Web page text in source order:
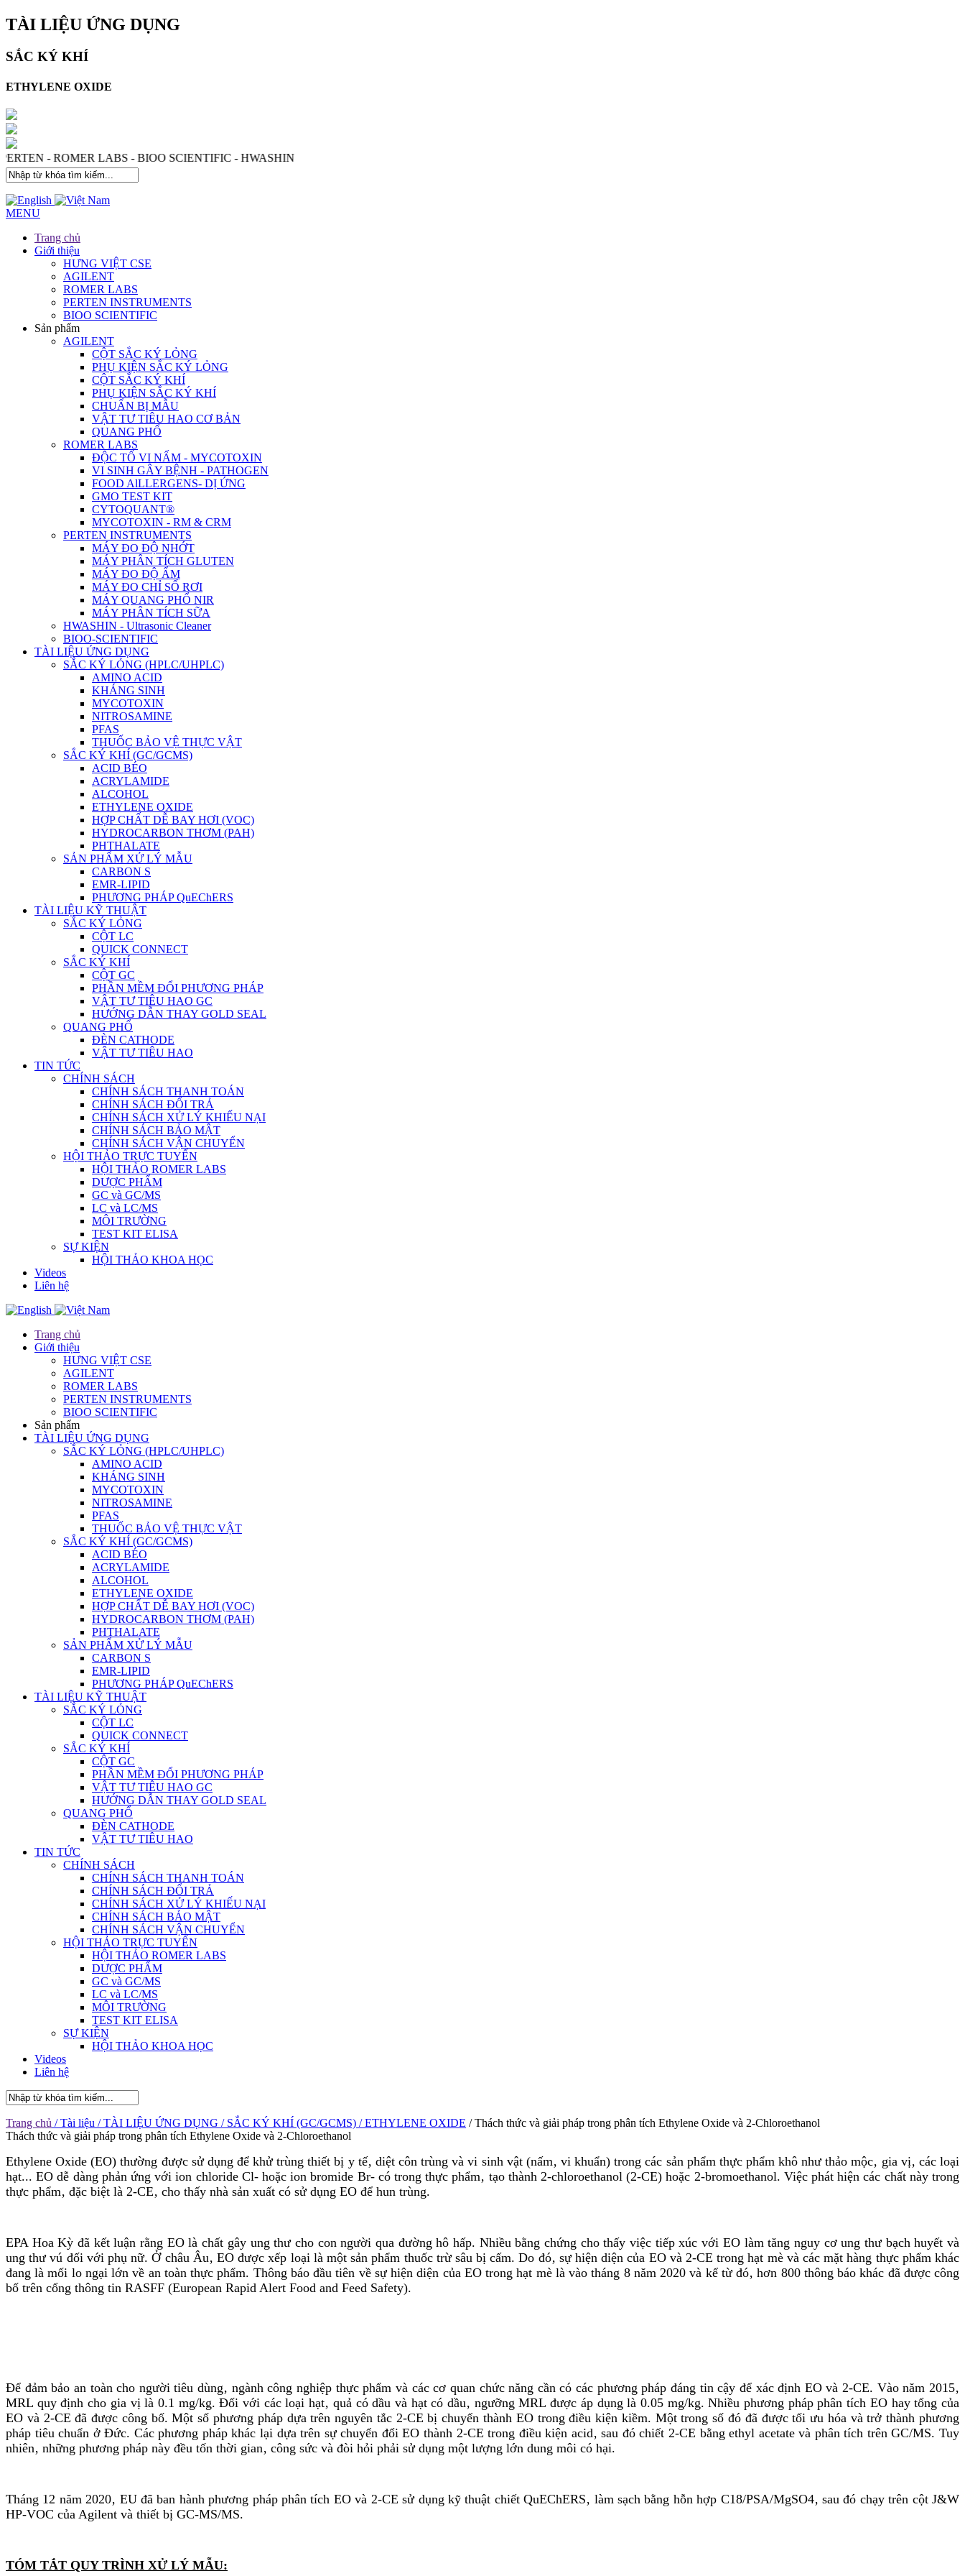
TÀI LIỆU ỨNG DỤNG
SẮC KÝ KHÍ
ETHYLENE OXIDE
- PERTEN - ROMER LABS - BIOO SCIENTIFIC - HWASHIN
MENU
Trang chủ
Giới thiệu
HƯNG VIỆT CSE
AGILENT
ROMER LABS
PERTEN INSTRUMENTS
BIOO SCIENTIFIC
Sản phẩm
AGILENT
CỘT SẮC KÝ LỎNG
PHỤ KIỆN SẮC KÝ LỎNG
CỘT SẮC KÝ KHÍ
PHỤ KIỆN SẮC KÝ KHÍ
CHUẨN BỊ MẪU
VẬT TƯ TIÊU HAO CƠ BẢN
QUANG PHỔ
ROMER LABS
ĐỘC TỐ VI NẤM - MYCOTOXIN
VI SINH GÂY BỆNH - PATHOGEN
FOOD AlLLERGENS- DỊ ỨNG
GMO TEST KIT
CYTOQUANT®
MYCOTOXIN - RM & CRM
PERTEN INSTRUMENTS
MÁY ĐO ĐỘ NHỚT
MÁY PHÂN TÍCH GLUTEN
MÁY ĐO ĐỘ ẨM
MÁY ĐO CHỈ SỐ RƠI
MÁY QUANG PHỔ NIR
MÁY PHÂN TÍCH SỮA
HWASHIN - Ultrasonic Cleaner
BIOO-SCIENTIFIC
TÀI LIỆU ỨNG DỤNG
SẮC KÝ LỎNG (HPLC/UHPLC)
AMINO ACID
KHÁNG SINH
MYCOTOXIN
NITROSAMINE
PFAS
THUỐC BẢO VỆ THỰC VẬT
SẮC KÝ KHÍ (GC/GCMS)
ACID BÉO
ACRYLAMIDE
ALCOHOL
ETHYLENE OXIDE
HỢP CHẤT DỄ BAY HƠI (VOC)
HYDROCARBON THƠM (PAH)
PHTHALATE
SẢN PHẨM XỬ LÝ MẪU
CARBON S
EMR-LIPID
PHƯƠNG PHÁP QuEChERS
TÀI LIỆU KỸ THUẬT
SẮC KÝ LỎNG
CỘT LC
QUICK CONNECT
SẮC KÝ KHÍ
CỘT GC
PHẦN MỀM ĐỔI PHƯƠNG PHÁP
VẬT TƯ TIÊU HAO GC
HƯỚNG DẪN THAY GOLD SEAL
QUANG PHỔ
ĐÈN CATHODE
VẬT TƯ TIÊU HAO
TIN TỨC
CHÍNH SÁCH
CHÍNH SÁCH THANH TOÁN
CHÍNH SÁCH ĐỔI TRẢ
CHÍNH SÁCH XỬ LÝ KHIẾU NẠI
CHÍNH SÁCH BẢO MẬT
CHÍNH SÁCH VẬN CHUYỂN
HỘI THẢO TRỰC TUYẾN
HỘI THẢO ROMER LABS
DƯỢC PHẨM
GC và GC/MS
LC và LC/MS
MÔI TRƯỜNG
TEST KIT ELISA
SỰ KIỆN
HỘI THẢO KHOA HỌC
Videos
Liên hệ
Trang chủ
Giới thiệu
HƯNG VIỆT CSE
AGILENT
ROMER LABS
PERTEN INSTRUMENTS
BIOO SCIENTIFIC
Sản phẩm
TÀI LIỆU ỨNG DỤNG
SẮC KÝ LỎNG (HPLC/UHPLC)
AMINO ACID
KHÁNG SINH
MYCOTOXIN
NITROSAMINE
PFAS
THUỐC BẢO VỆ THỰC VẬT
SẮC KÝ KHÍ (GC/GCMS)
ACID BÉO
ACRYLAMIDE
ALCOHOL
ETHYLENE OXIDE
HỢP CHẤT DỄ BAY HƠI (VOC)
HYDROCARBON THƠM (PAH)
PHTHALATE
SẢN PHẨM XỬ LÝ MẪU
CARBON S
EMR-LIPID
PHƯƠNG PHÁP QuEChERS
TÀI LIỆU KỸ THUẬT
SẮC KÝ LỎNG
CỘT LC
QUICK CONNECT
SẮC KÝ KHÍ
CỘT GC
PHẦN MỀM ĐỔI PHƯƠNG PHÁP
VẬT TƯ TIÊU HAO GC
HƯỚNG DẪN THAY GOLD SEAL
QUANG PHỔ
ĐÈN CATHODE
VẬT TƯ TIÊU HAO
TIN TỨC
CHÍNH SÁCH
CHÍNH SÁCH THANH TOÁN
CHÍNH SÁCH ĐỔI TRẢ
CHÍNH SÁCH XỬ LÝ KHIẾU NẠI
CHÍNH SÁCH BẢO MẬT
CHÍNH SÁCH VẬN CHUYỂN
HỘI THẢO TRỰC TUYẾN
HỘI THẢO ROMER LABS
DƯỢC PHẨM
GC và GC/MS
LC và LC/MS
MÔI TRƯỜNG
TEST KIT ELISA
SỰ KIỆN
HỘI THẢO KHOA HỌC
Videos
Liên hệ
Trang chủ / Tài liệu / TÀI LIỆU ỨNG DỤNG / SẮC KÝ KHÍ (GC/GCMS) / ETHYLENE OXIDE / Thách thức và giải pháp trong phân tích Ethylene Oxide và 2-Chloroethanol
Thách thức và giải pháp trong phân tích Ethylene Oxide và 2-Chloroethanol
Ethylene Oxide (EO) thường được sử dụng để khử trùng thiết bị y tế‚ diệt côn trùng và vi sinh vật (nấm‚ vi khuẩn) trong các sản phẩm thực phẩm khô như thảo mộc‚ gia vị‚ các loại
hạt... EO dễ dàng phản ứng với ion chloride Cl- hoặc ion bromide Br- có trong thực phẩm‚ tạo thành 2-chloroethanol (2-CE) hoặc 2-bromoethanol. Việc phát hiện các chất này trong
thực phẩm‚ đặc biệt là 2-CE‚ cho thấy nhà sản xuất có sử dụng EO để hun trùng.
EPA Hoa Kỳ đã kết luận rằng EO là chất gây ung thư cho con người qua đường hô hấp. Nhiều bằng chứng cho thấy việc tiếp xúc với EO làm tăng nguy cơ ung thư bạch huyết và
ung thư vú đối với phụ nữ. Ở châu Âu‚ EO được xếp loại là một sản phẩm thuốc trừ sâu bị cấm. Do đó‚ sự hiện diện của EO và 2-CE trong hạt mè và các mặt hàng thực phẩm khác
đang là mối lo ngại lớn về an toàn thực phẩm. Thông báo đầu tiên về sự hiện diện của EO trong hạt mè là vào tháng 8 năm 2020 và kể từ đó‚ hơn 800 thông báo khác đã được công
bố trên cổng thông tin RASFF (European Rapid Alert Food and Feed Safety).
Để đảm bảo an toàn cho người tiêu dùng‚ ngành công nghiệp thực phẩm và các cơ quan chức năng cần có các phương pháp đáng tin cậy để xác định EO và 2-CE. Vào năm 2015‚
MRL quy định cho gia vị là 0.1 mg/kg. Đối với các loại hạt‚ quả có dầu và hạt có dầu‚ ngưỡng MRL được áp dụng là 0.05 mg/kg. Nhiều phương pháp phân tích EO hay tổng của
EO và 2-CE đã được công bố. Một số phương pháp dựa trên nguyên tắc 2-CE bị chuyển thành EO trong điều kiện kiềm. Một trong số đó đã được tối ưu hóa và trở thành phương
pháp tiêu chuẩn ở Đức. Các phương pháp khác lại dựa trên sự chuyển đổi EO thành 2-CE trong điều kiện acid‚ sau đó chiết 2-CE bằng ethyl acetate và phân tích trên GC/MS. Tuy
nhiên‚ những phương pháp này đều tốn thời gian‚ công sức và đòi hỏi phải sử dụng một lượng lớn dung môi có hại.
Tháng 12 năm 2020‚ EU đã ban hành phương pháp phân tích EO và 2-CE sử dụng kỹ thuật chiết QuEChERS‚ làm sạch bằng hỗn hợp C18/PSA/MgSO4‚ sau đó chạy trên cột J&W
HP-VOC của Agilent và thiết bị GC-MS/MS.
TÓM TẮT QUY TRÌNH XỬ LÝ MẪU: